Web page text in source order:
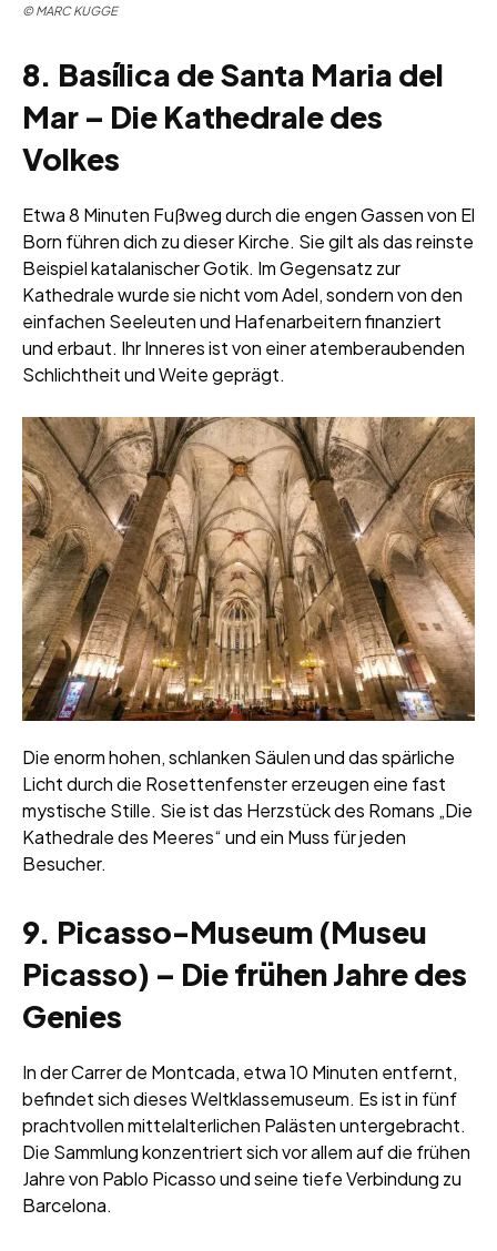
©MARC KUGGE
8. Basílica de Santa Maria del
Mar – Die Kathedrale des
Volkes
Etwa 8 Minuten Fußweg durch die engen Gassen von El
Born führen dich zu dieser Kirche. Sie gilt als das reinste
Beispiel katalanischer Gotik. Im Gegensatz zur
Kathedrale wurde sie nicht vom Adel, sondern von den
einfachen Seeleuten und Hafenarbeitern finanziert
und erbaut. Ihr Inneres ist von einer atemberaubenden
Schlichtheit und Weite geprägt.
Die enorm hohen, schlanken Säulen und das spärliche
Licht durch die Rosettenfenster erzeugen eine fast
mystische Stille. Sie ist das Herzstück des Romans „Die
Kathedrale des Meeres“ und ein Muss für jeden
Besucher.
9. Picasso-Museum (Museu
Picasso) – Die frühen Jahre des
Genies
In der Carrer de Montcada, etwa 10 Minuten entfernt,
befindet sich dieses Weltklassemuseum. Es ist in fünf
prachtvollen mittelalterlichen Palästen untergebracht.
Die Sammlung konzentriert sich vor allem auf die frühen
Jahre von Pablo Picasso und seine tiefe Verbindung zu
Barcelona.